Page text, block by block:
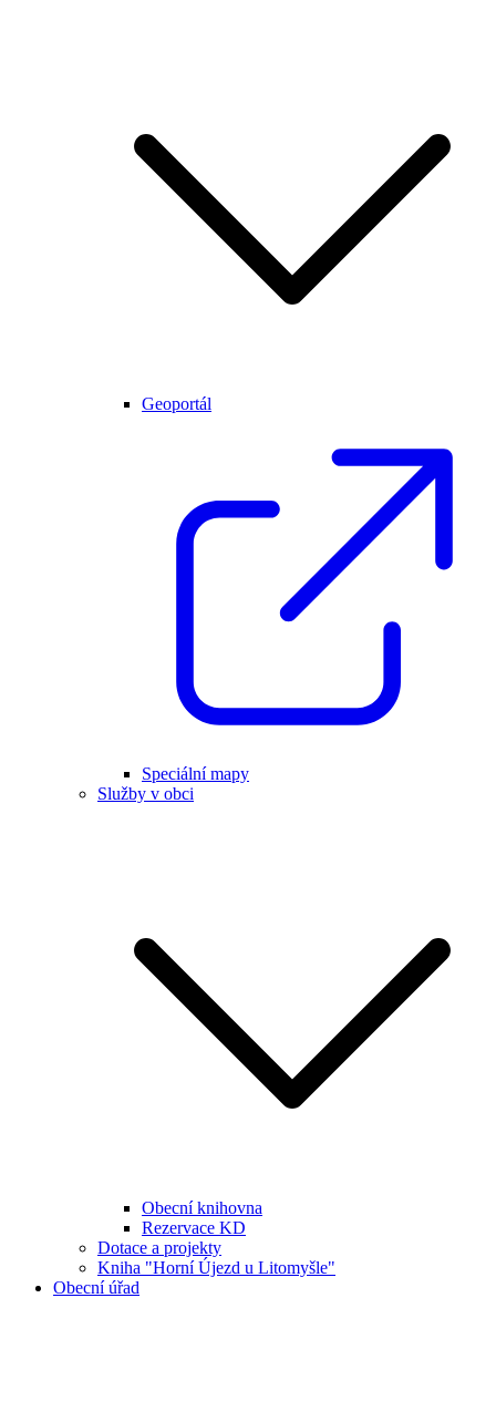
Geoportál
Speciální mapy
Služby v obci
Obecní knihovna
Rezervace KD
Dotace a projekty
Kniha "Horní Újezd u Litomyšle"
Obecní úřad